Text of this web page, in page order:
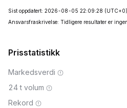
Sist oppdatert: 2026-08-05 22:09:28 (UTC+0)
Ansvarsfraskrivelse: Tidligere resultater er
Prisstatistikk
Markedsverdi
24 t volum
Rekord